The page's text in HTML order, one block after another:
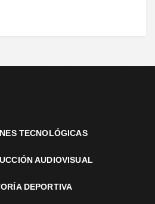
TECNOLÓGICAS
AUDIOVISUAL
DEPORTIVA